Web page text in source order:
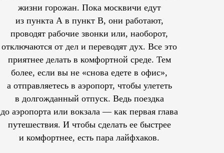
жизни горожан. Пока москвичи едут
из пункта А в пункт В, они работают,
проводят рабочие звонки или, наоборот,
отключаются от дел и переводят дух. Все это
приятнее делать в комфортной среде. Тем
более, если вы не «снова едете в офис»,
а отправляетесь в аэропорт, чтобы улететь
в долгожданный отпуск. Ведь поездка
до аэропорта или вокзала — как первая глава
путешествия. И чтобы сделать ее быстрее
и комфортнее, есть пара лайфхаков.